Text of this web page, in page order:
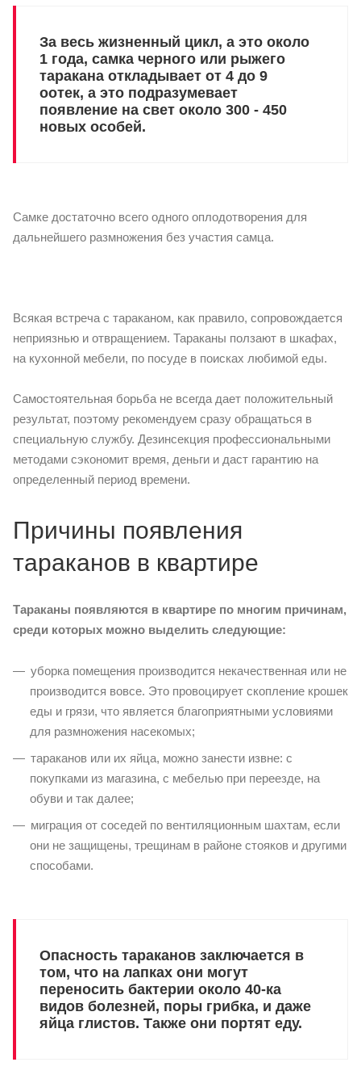
За весь жизненный цикл, а это около
1 года, самка черного или рыжего
таракана откладывает от 4 до 9
оотек, а это подразумевает
появление на свет около 300 - 450
новых особей.
Самке достаточно всего одного оплодотворения для
дальнейшего размножения без участия самца.
Всякая встреча с тараканом, как правило, сопровождается
неприязнью и отвращением. Тараканы ползают в шкафах,
на кухонной мебели, по посуде в поисках любимой еды.
Самостоятельная борьба не всегда дает положительный
результат, поэтому рекомендуем сразу обращаться в
специальную службу. Дезинсекция профессиональными
методами сэкономит время, деньги и даст гарантию на
определенный период времени.
Причины появления
тараканов в квартире
Тараканы появляются в квартире по многим причинам,
среди которых можно выделить следующие:
уборка помещения производится некачественная или не
производится вовсе. Это провоцирует скопление крошек
еды и грязи, что является благоприятными условиями
для размножения насекомых;
тараканов или их яйца, можно занести извне: с
покупками из магазина, с мебелью при переезде, на
обуви и так далее;
миграция от соседей по вентиляционным шахтам, если
они не защищены, трещинам в районе стояков и другими
способами.
Опасность тараканов заключается в
том, что на лапках они могут
переносить бактерии около 40-ка
видов болезней, поры грибка, и даже
яйца глистов. Также они портят еду.